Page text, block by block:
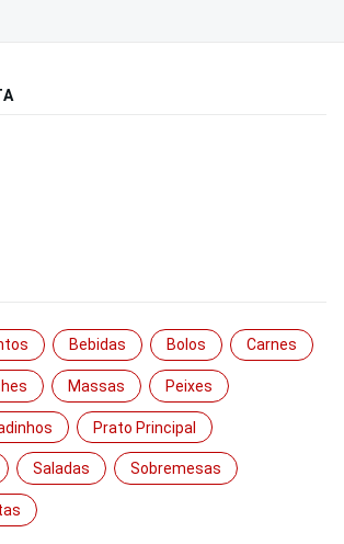
Bebidas Bolos Carnes
Massas Peixes
Prato Principal
Saladas Sobremesas